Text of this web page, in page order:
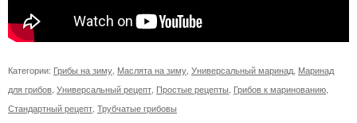
Категории: Грибы на зиму Маслята на зиму Универсальный маринад Маринад
для грибов Универсальный рецепт Простые рецепты Грибов к маринованию
Стандартный рецепт Трубчатые грибовы